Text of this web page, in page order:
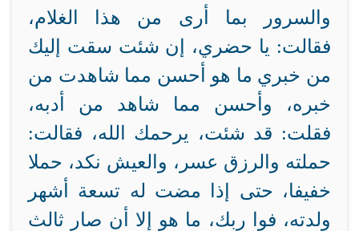
والسرور بما أرى من هذا الغلام،
فقالت: يا حضري، إن شئت سقت إليك
من خبري ما هو أحسن مما شاهدت من
خبره، وأحسن مما شاهد من أدبه،
فقلت: قد شئت، يرحمك الله، فقالت:
حملته والرزق عسر، والعيش نكد، حملا
خفيفا، حتى إذا مضت له تسعة أشهر
ولدته، فوا ربك، ما هو إلا أن صار ثالث